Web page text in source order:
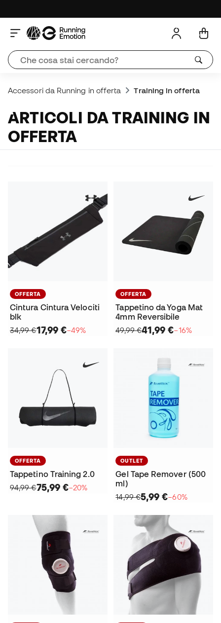
Accessori da Running in offerta Training in offerta
ARTICOLI DA TRAINING IN
OFFERTA
OFFERTA
Cintura Cintura Velociti
blk
34,99 €17,99 €−49%
OFFERTA
Tappetino da Yoga Mat
4mm Reversibile
49,99 €41,99 €−16%
OFFERTA
Tappetino Training 2.0
94,99 €75,99 €−20%
OUTLET
Gel Tape Remover (500
ml)
14,99 €5,99 €−60%